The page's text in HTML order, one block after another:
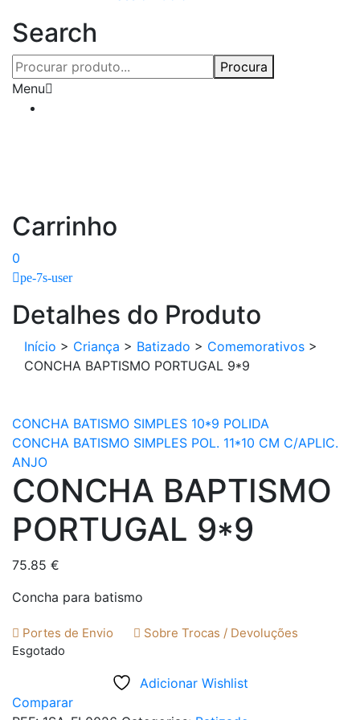
Search
Procura
Menu
Carrinho
0
pe-7s-user
Detalhes do Produto
Início > Criança > Batizado > Comemorativos >
CONCHA BAPTISMO PORTUGAL 9*9
CONCHA BATISMO SIMPLES 10*9 POLIDA
CONCHA BATISMO SIMPLES POL. 11*10 CM C/APLIC.
ANJO
CONCHA BAPTISMO
PORTUGAL 9*9
75.85 €
Concha para batismo
Portes de Envio Sobre Trocas / Devoluções
Esgotado
Adicionar Wishlist
Comparar